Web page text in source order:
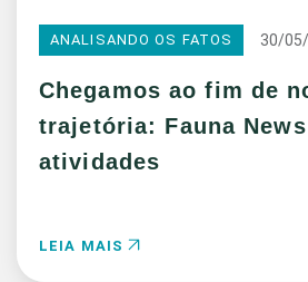
ANALISANDO OS FATOS 30/
Chegamos ao fim de
trajetória: Fauna
atividades
LEIA MAIS